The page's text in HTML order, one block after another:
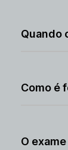
dos
Quando
Como é
HTLV 1 E
O exame